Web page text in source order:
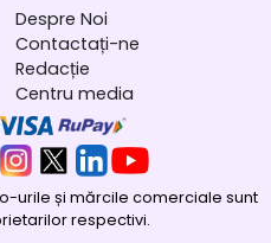
Despre Noi
Contactați-ne
Redacție
Centru media
urile și mărcile comerciale sunt
respectivi.